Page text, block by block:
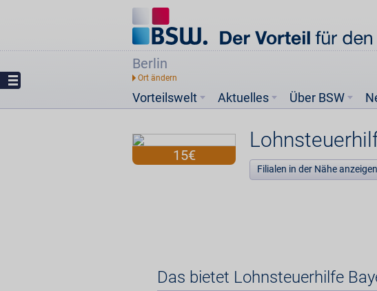
Berlin
Vorteilswelt Aktuelles Über BSW
15€
Filialen in der Nähe anzeigen
Das bietet Lohnsteuerhilfe